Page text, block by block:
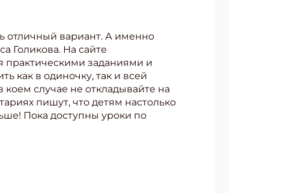
отличный вариант. А именно
Голикова. На сайте
заданиями и
как в одиночку, так и всей
случае не откладывайте на
пишут, что детям настолько
Пока доступны уроки по